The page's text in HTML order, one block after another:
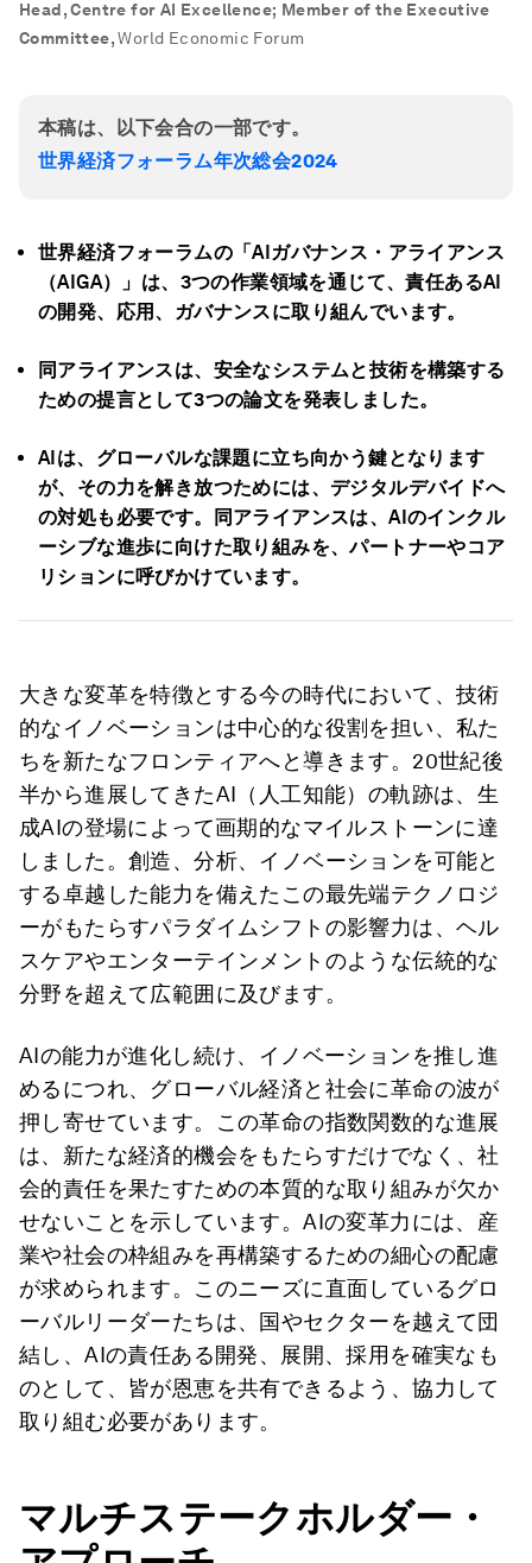
Head, Centre for AI Excellence; Member of the Executive
Committee, World Economic Forum
本稿は、以下会合の一部です。
世界経済フォーラム年次総会2024
世界経済フォーラムの「AIガバナンス・アライアンス
（AIGA）」は、3つの作業領域を通じて、責任あるAI
の開発、応用、ガバナンスに取り組んでいます。
同アライアンスは、安全なシステムと技術を構築する
ための提言として3つの論文を発表しました。
AIは、グローバルな課題に立ち向かう鍵となります
が、その力を解き放つためには、デジタルデバイドへ
の対処も必要です。同アライアンスは、AIのインクル
ーシブな進歩に向けた取り組みを、パートナーやコア
リションに呼びかけています。
大きな変革を特徴とする今の時代において、技術
的なイノベーションは中心的な役割を担い、私た
ちを新たなフロンティアへと導きます。20世紀後
半から進展してきたAI（人工知能）の軌跡は、生
成AIの登場によって画期的なマイルストーンに達
しました。創造、分析、イノベーションを可能と
する卓越した能力を備えたこの最先端テクノロジ
ーがもたらすパラダイムシフトの影響力は、ヘル
スケアやエンターテインメントのような伝統的な
分野を超えて広範囲に及びます。
AIの能力が進化し続け、イノベーションを推し進
めるにつれ、グローバル経済と社会に革命の波が
押し寄せています。この革命の指数関数的な進展
は、新たな経済的機会をもたらすだけでなく、社
会的責任を果たすための本質的な取り組みが欠か
せないことを示しています。AIの変革力には、産
業や社会の枠組みを再構築するための細心の配慮
が求められます。このニーズに直面しているグロ
ーバルリーダーたちは、国やセクターを越えて団
結し、AIの責任ある開発、展開、採用を確実なも
のとして、皆が恩恵を共有できるよう、協力して
取り組む必要があります。
マルチステークホルダー・